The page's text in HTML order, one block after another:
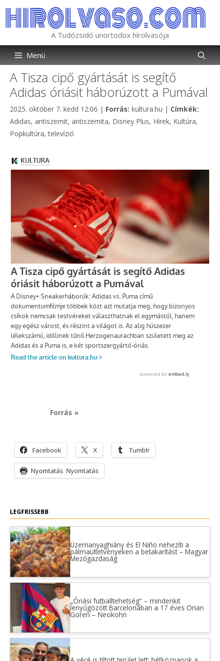
tartalomba
A Tudózsidó unortodox hírolvasója
Menü
A Tisza cipő gyártását is segítő
Adidas óriásit háborúzott a Pumával
2025. október 7. kedd 12:06 | Forrás: Kategória
kultura.hu | Címkék:
Adidas, antiszemit, antiszemita, Disney Plus, Hírek, Kultúra,
Popkultúra,televízió
Forrás »
Facebook X Tumblr
Nyomtatás Nyomtatás
LEGFRISSEBB
Üzemanyaghiány és El Niño nehezíti a
pálmaültetvényeken a betakarítást – Magyar
Mezőgazdaság
„Óriási futballtehetség” – mindenkit
lenyűgözött Barcelonában a 17 éves Orian
Goren – Neokohn